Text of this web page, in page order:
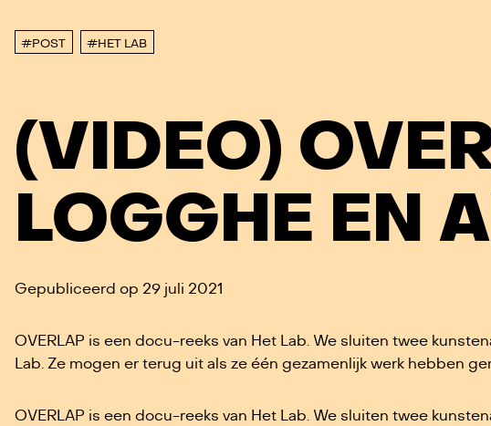
#POST #HET LAB
(VIDEO)
LOGGHE EN
Gepubliceerd op 29 juli 2021
OVERLAP is een docu-reeks van Het Lab. We sluiten twee
Lab. Ze mogen er terug uit als ze één gezamenlijk werk hebben
OVERLAP is een docu-reeks van Het Lab. We sluiten twee